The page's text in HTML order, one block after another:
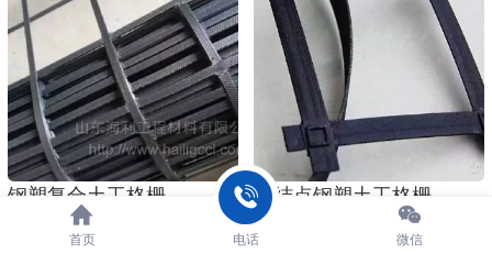
钢塑复合土工格栅 凸结点钢塑土工格栅
首页 电话 微信